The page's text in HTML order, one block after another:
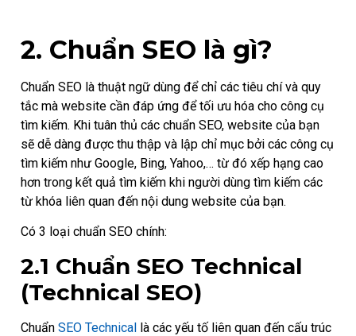
2. Chuẩn SEO là gì?
Chuẩn SEO là thuật ngữ dùng để chỉ các tiêu chí và quy
tắc mà website cần đáp ứng để tối ưu hóa cho công cụ
tìm kiếm. Khi tuân thủ các chuẩn SEO, website của bạn
sẽ dễ dàng được thu thập và lập chỉ mục bởi các công cụ
tìm kiếm như Google, Bing, Yahoo,… từ đó xếp hạng cao
hơn trong kết quả tìm kiếm khi người dùng tìm kiếm các
từ khóa liên quan đến nội dung website của bạn.
Có 3 loại chuẩn SEO chính:
2.1 Chuẩn SEO Technical
(Technical SEO)
Chuẩn SEO Technical là các yếu tố liên quan đến cấu trúc